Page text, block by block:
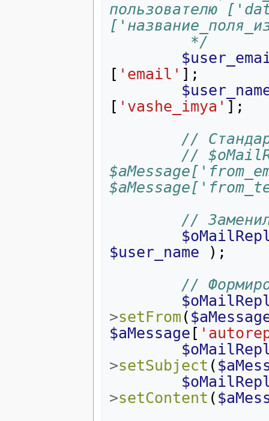
пользователю
         */
[ 'email' ];
[ 'vashe_imya' ];
//
//
//
$user_name
);
//
>setFrom (
$aMessage [
>setSubject (
>setContent (